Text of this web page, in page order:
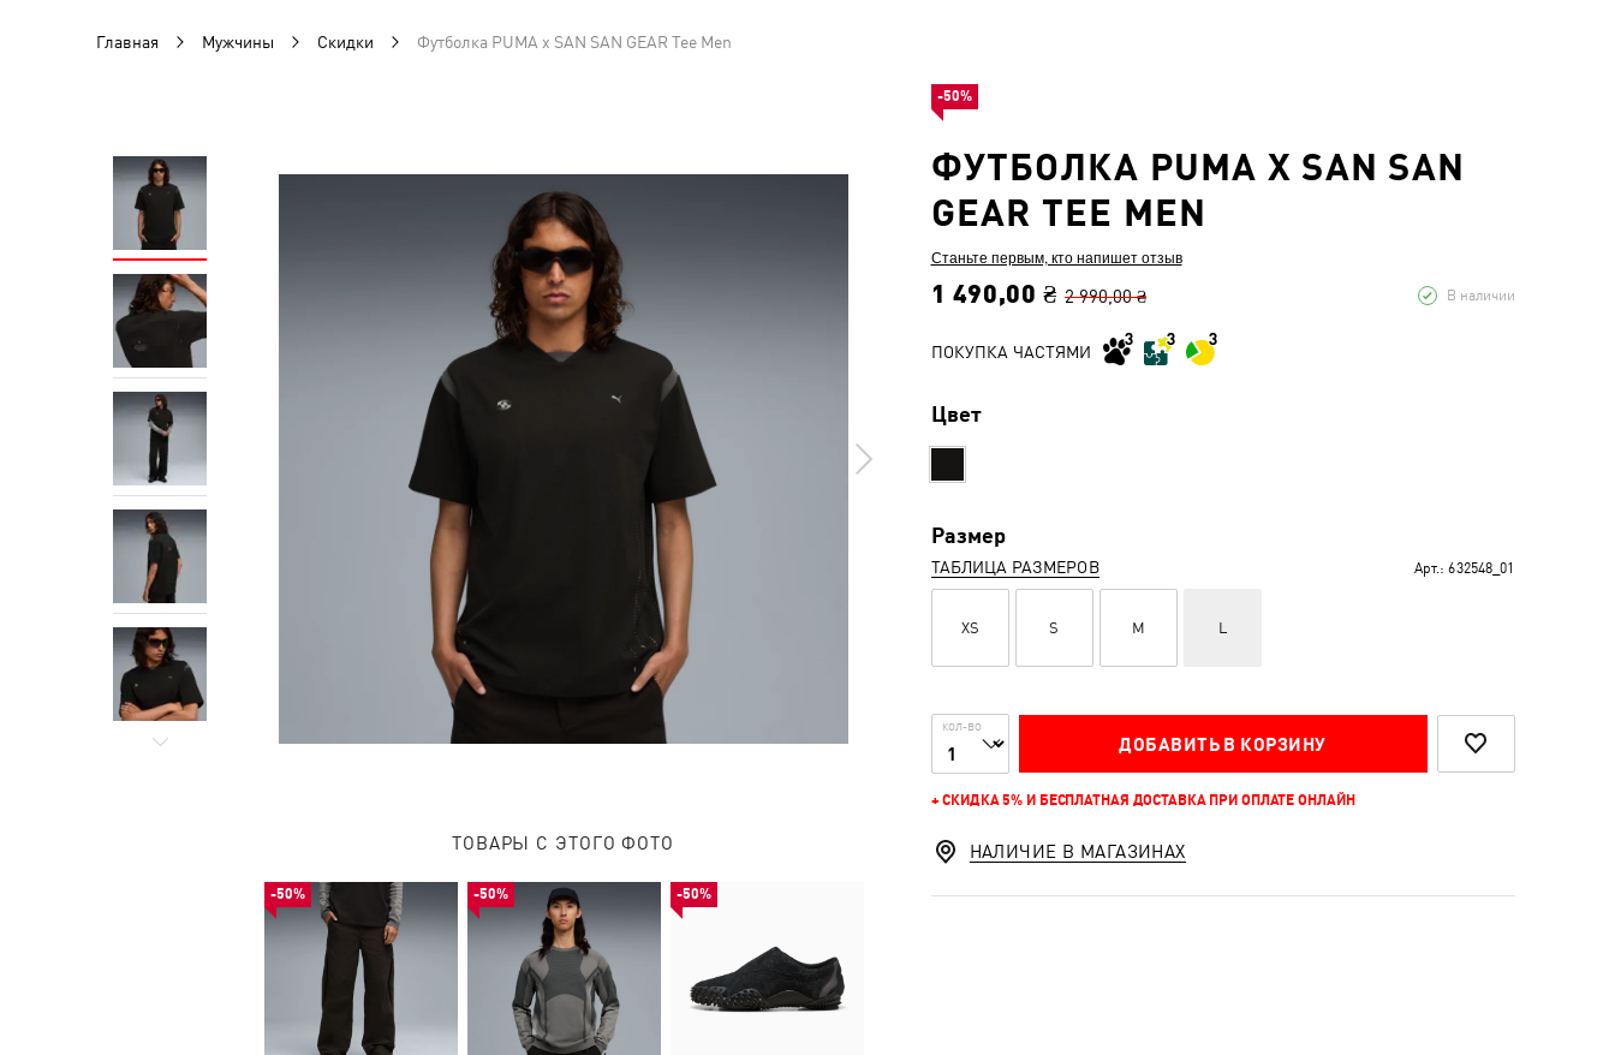
Главная Мужчины Скидки Футболка PUMA x SAN SAN GEAR Tee Men
ТОВАРЫ С ЭТОГО ФОТО
-50% -50% -50%
ФУТБОЛКА PUMA X SAN SAN
GEAR TEE MEN
Станьте первым, кто напишет отзыв
1 490,00 ₴ 2 990,00 ₴ В наличии
ПОКУПКА ЧАСТЯМИ
Цвет
Размер
ТАБЛИЦА РАЗМЕРОВ Арт.: 632548_01
XS S M L
КОЛ-ВО
ДОБАВИТЬ В КОРЗИНУ
+ СКИДКА 5% И БЕСПЛАТНАЯ ДОСТАВКА ПРИ ОПЛАТЕ ОНЛАЙН
-50%
НАЛИЧИЕ В МАГАЗИНАХ